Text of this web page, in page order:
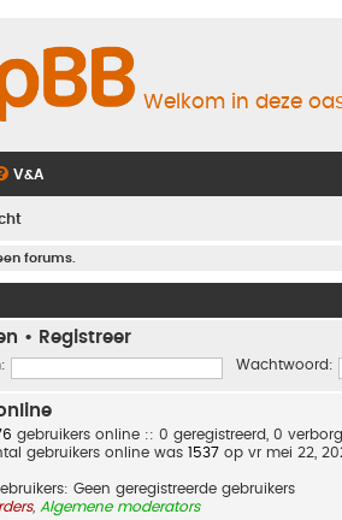
Welkom in deze
V&A
forums.
• Registreer
Wachtwoord:
gebruikers online :: 0 geregistreerd, 0
gebruikers online was 1537 op vr mei 22,
Geen geregistreerde gebruikers
, Algemene moderators